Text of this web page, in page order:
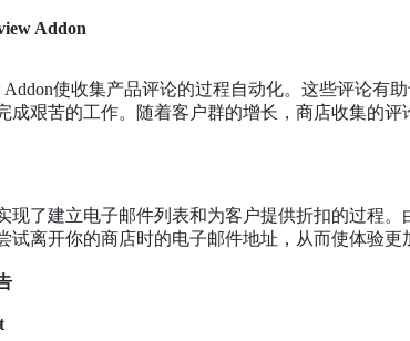
Addon
Addon使收集产品评论的过程自动化。这些评论有
成艰苦的工作。随着客户群的增长，商店收集的
现了建立电子邮件列表和为客户提供折扣的过程
试离开你的商店时的电子邮件地址，从而使体验